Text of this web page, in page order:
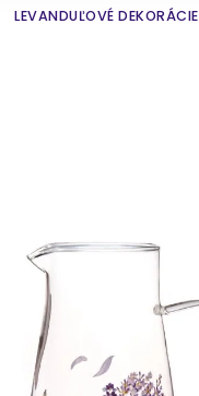
LEVANDUĽOVÉ DEKORÁCIE